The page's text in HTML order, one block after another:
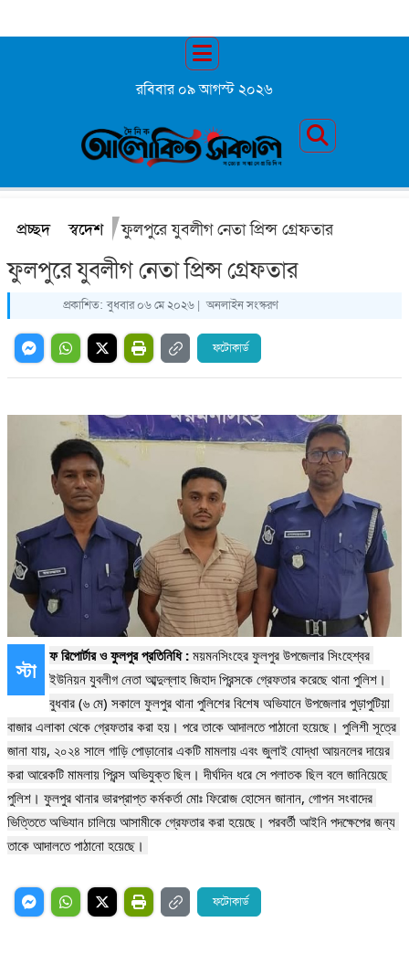
রবিবার ০৯ আগস্ট ২০২৬
প্রচ্ছদ স্বদেশ ফুলপুরে যুবলীগ নেতা প্রিন্স গ্রেফতার
ফুলপুরে যুবলীগ নেতা প্রিন্স গ্রেফতার
প্রকাশিত: বুধবার ০৬ মে ২০২৬ | অনলাইন সংস্করণ
ফটোকার্ড
স্টা
ফ রিপোর্টার ও ফুলপুর প্রতিনিধি : ময়মনসিংহের ফুলপুর উপজেলার সিংহেশ্বর
ইউনিয়ন যুবলীগ নেতা আব্দুল্লাহ জিহাদ প্রিন্সকে গ্রেফতার করেছে থানা পুলিশ।
বুধবার (৬ মে) সকালে ফুলপুর থানা পুলিশের বিশেষ অভিযানে উপজেলার পুড়াপুটিয়া
বাজার এলাকা থেকে গ্রেফতার করা হয়। পরে তাকে আদালতে পাঠানো হয়েছে। পুলিশী সূত্রে
জানা যায়, ২০২৪ সালে গাড়ি পোড়ানোর একটি মামলায় এবং জুলাই যোদ্ধা আয়নলের দায়ের
করা আরেকটি মামলায় প্রিন্স অভিযুক্ত ছিল। দীর্ঘদিন ধরে সে পলাতক ছিল বলে জানিয়েছে
পুলিশ। ফুলপুর থানার ভারপ্রাপ্ত কর্মকর্তা মোঃ ফিরোজ হোসেন জানান, গোপন সংবাদের
ভিত্তিতে অভিযান চালিয়ে আসামীকে গ্রেফতার করা হয়েছে। পরবর্তী আইনি পদক্ষেপের জন্য
তাকে আদালতে পাঠানো হয়েছে।
ফটোকার্ড